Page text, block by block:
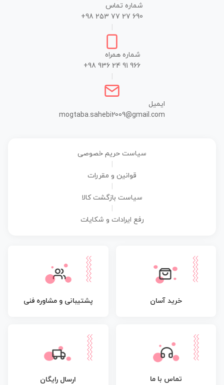
شماره تماس
+98 253 77 27 690
شماره همراه
+98 936 24 91 966
ایمیل
mogtaba.sahebi2009@gmail.com
سیاست حریم خصوصی
قوانین و مقررات
سیاست بازگشت کالا
رفع ایرادات و شکایات
خرید آسان پشتیبانی و مشاوره فنی
تماس با ما ارسال رایگان